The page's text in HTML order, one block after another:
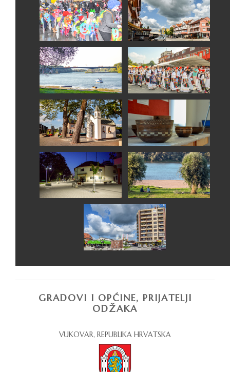
GRADOVI I OPĆINE, PRIJATELJI
ODŽAKA
VUKOVAR, REPUBLIKA HRVATSKA